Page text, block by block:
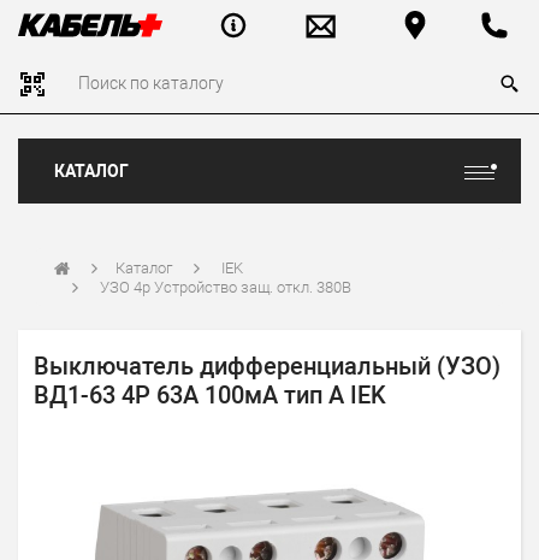
КАТАЛОГ
Каталог
IEK
УЗО 4р Устройство защ. откл. 380В
Выключатель дифференциальный (УЗО)
ВД1-63 4Р 63А 100мА тип А IEK